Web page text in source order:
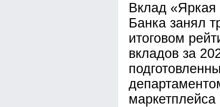
Вклад
Банка занял
итоговом
вкладов за